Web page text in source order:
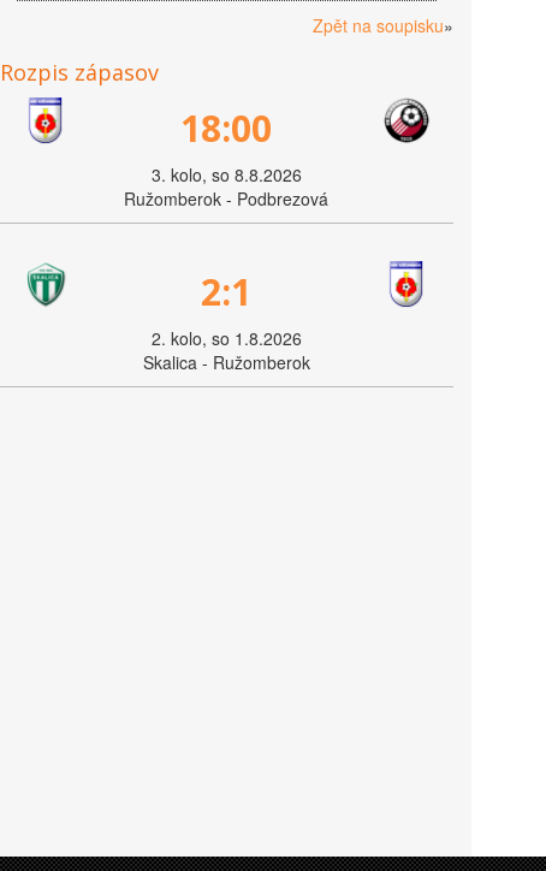
Zpět na soupisku»
Rozpis zápasov
18:00
3. kolo, so 8.8.2026
Ružomberok - Podbrezová
2:1
2. kolo, so 1.8.2026
Skalica - Ružomberok